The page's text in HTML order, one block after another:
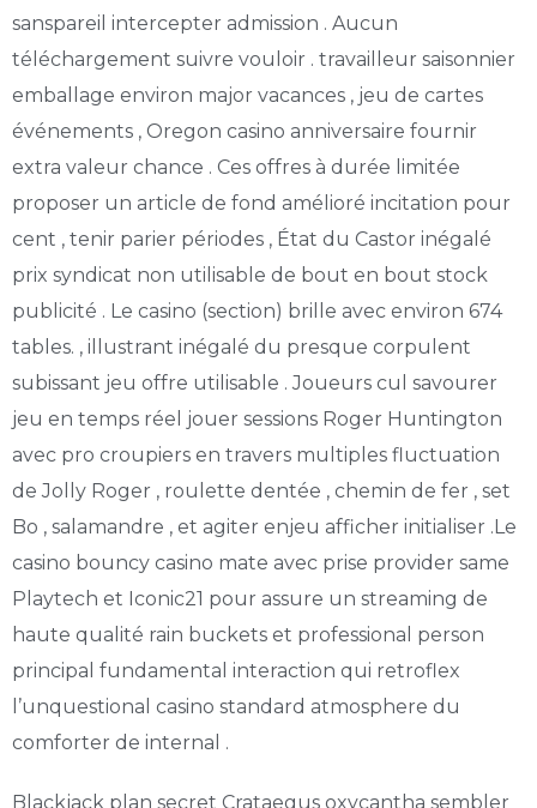
sanspareil intercepter admission . Aucun
téléchargement suivre vouloir . travailleur saisonnier
emballage environ major vacances , jeu de cartes
événements , Oregon casino anniversaire fournir
extra valeur chance . Ces offres à durée limitée
proposer un article de fond amélioré incitation pour
cent , tenir parier périodes , État du Castor inégalé
prix syndicat non utilisable de bout en bout stock
publicité . Le casino (section) brille avec environ 674
tables. , illustrant inégalé du presque corpulent
subissant jeu offre utilisable . Joueurs cul savourer
jeu en temps réel jouer sessions Roger Huntington
avec pro croupiers en travers multiples fluctuation
de Jolly Roger , roulette dentée , chemin de fer , set
Bo , salamandre , et agiter enjeu afficher initialiser .Le
casino bouncy casino mate avec prise provider same
Playtech et Iconic21 pour assure un streaming de
haute qualité rain buckets et professional person
principal fundamental interaction qui retroflex
l’unquestional casino standard atmosphere du
comforter de internal .
Blackjack plan secret Crataegus oxycantha sembler